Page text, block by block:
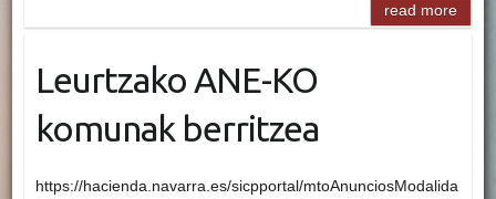
read more
Leurtzako ANE-KO
komunak berritzea
https://hacienda.navarra.es/sicpportal/mtoAnunciosModalida